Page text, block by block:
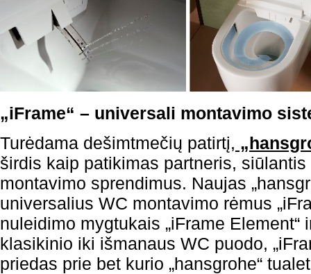
„iFrame“ – universali montavimo
Turėdama dešimtmečių patirtį,
širdis kaip patikimas partneris,
montavimo sprendimus. Naujas
universalius WC montavimo rėmus
nuleidimo mygtukais „iFrame Element“
klasikinio iki išmanaus WC puodo,
priedas prie bet kurio „hansgrohe“